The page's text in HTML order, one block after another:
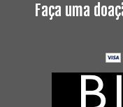
Faça uma